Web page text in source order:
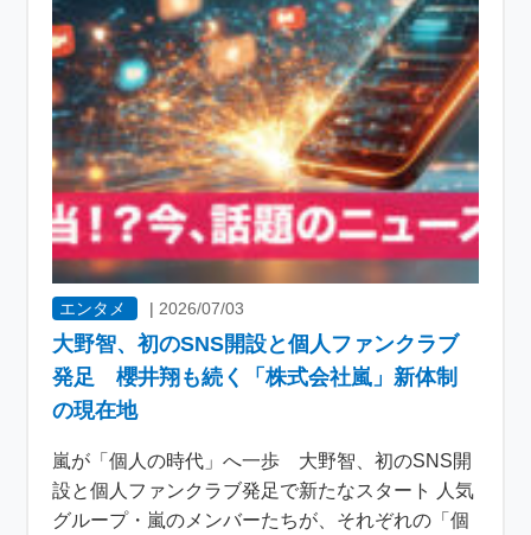
エンタメ |2026/07/03
大野智、初のSNS開設と個人ファンクラブ
発足 櫻井翔も続く「株式会社嵐」新体制
の現在地
嵐が「個人の時代」へ一歩 大野智、初のSNS開
設と個人ファンクラブ発足で新たなスタート 人気
グループ・嵐のメンバーたちが、それぞれの「個